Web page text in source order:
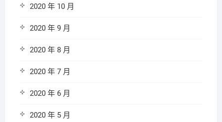
2020 年 10 月
2020 年 9 月
2020 年 8 月
2020 年 7 月
2020 年 6 月
2020 年 5 月